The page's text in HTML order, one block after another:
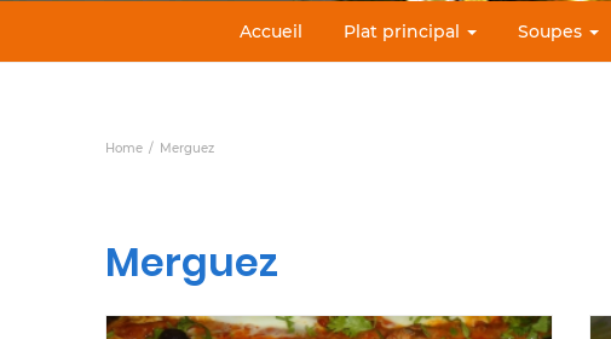
Accueil Plat principal Soupes
Home Merguez
Merguez